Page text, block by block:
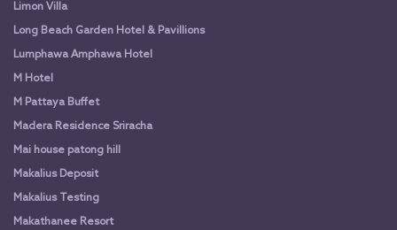
Limon Villa
Long Beach Garden Hotel & Pavillions
Lumphawa Amphawa Hotel
M Hotel
M Pattaya Buffet
Madera Residence Sriracha
Mai house patong hill
Makalius Deposit
Makalius Testing
Makathanee Resort